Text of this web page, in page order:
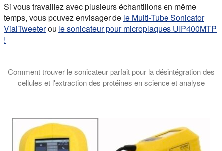
Si vous travaillez avec plusieurs échantillons en même
temps, vous pouvez envisager de le Multi-Tube Sonicator
VialTweeterou le sonicateur pour microplaques UIP400MTP
!
Comment trouver le sonicateur parfait pour la désintégration des
cellules et l'extraction des protéines en science et analyse